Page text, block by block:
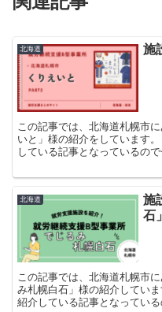
北海道 施
この記事では、北海道札幌市
いと」様の紹介をしています
している記事となっているの
北海道
施
石」
この記事では、北海道札幌市
み札幌白石」様の紹介してい
紹介している記事となってい